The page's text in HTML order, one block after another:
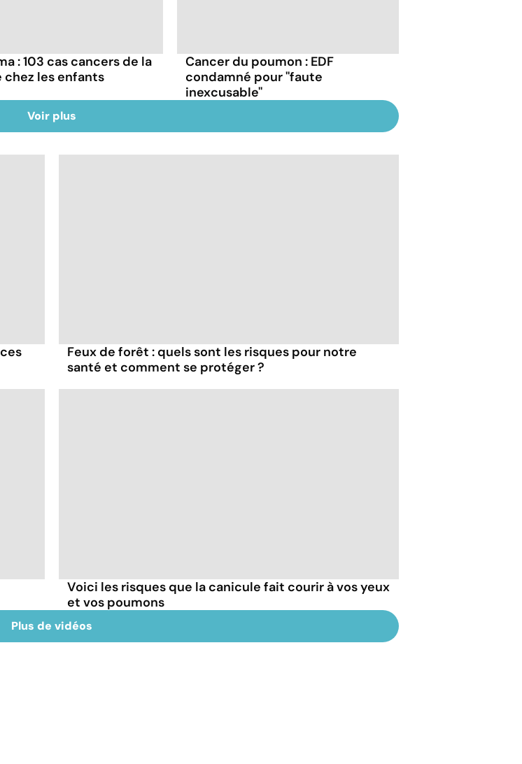
: 103 cas cancers de la
les enfants
Cancer du poumon : EDF
condamné pour ''faute
inexcusable''
Voir plus
Feux de forêt : quels sont les risques pour notre
santé et comment se protéger ?
Voici les risques que la canicule fait courir à vos yeux
et vos poumons
Plus de vidéos